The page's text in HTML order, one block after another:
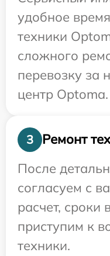
удобное
техники
сложного
перевозку за
центр Optoma.
3
Ремонт
После
согласуем с
расчет, сроки
приступим к
техники.